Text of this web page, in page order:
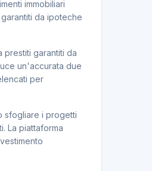
immobiliari
da ipoteche
prestiti garantiti da
un'accurata due
per
sfogliare i progetti
La piattaforma